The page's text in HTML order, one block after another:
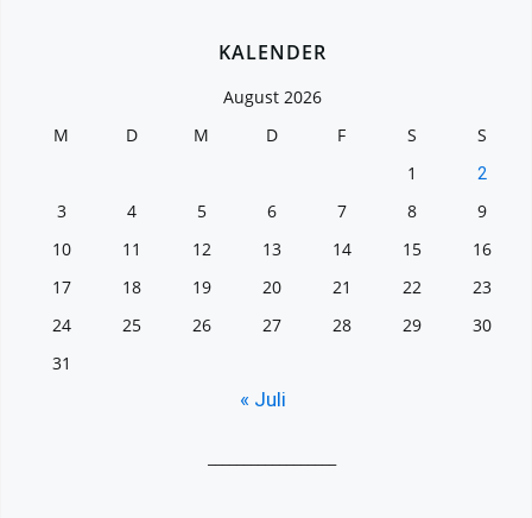
KALENDER
August 2026
M
D M D F S
S
1
2
3 4 5 6 7 8
9
10
11 12 13 14 15
16
17
18 19 20 21 22
23
24
25 26 27 28 29
30
31
« Juli